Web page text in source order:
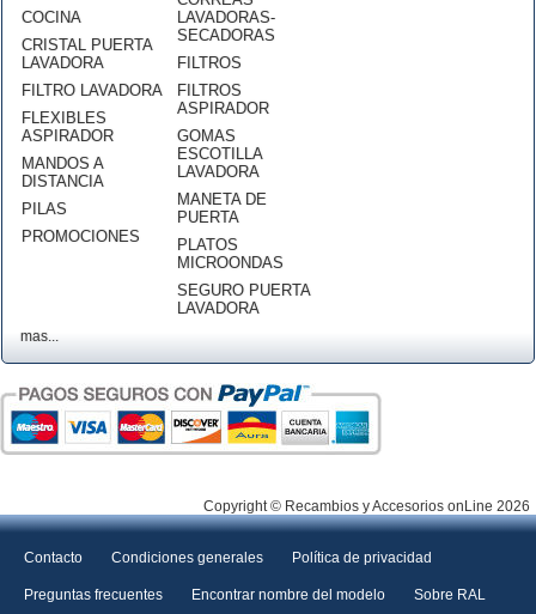
COCINA
CRISTAL PUERTA
LAVADORA
FILTRO LAVADORA
FLEXIBLES
ASPIRADOR
MANDOS A
DISTANCIA
PILAS
PROMOCIONES
LAVADORAS-
SECADORAS
FILTROS
FILTROS
ASPIRADOR
GOMAS
ESCOTILLA
LAVADORA
MANETA DE
PUERTA
PLATOS
MICROONDAS
SEGURO PUERTA
LAVADORA
mas...
Copyright © Recambios y Accesorios onLine 2026
Contacto Condiciones generales Política de privacidad
Preguntas frecuentes Encontrar nombre del modelo Sobre RAL